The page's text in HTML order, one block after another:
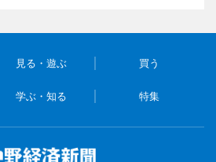
見る・遊ぶ 買う
学ぶ・知る 特集